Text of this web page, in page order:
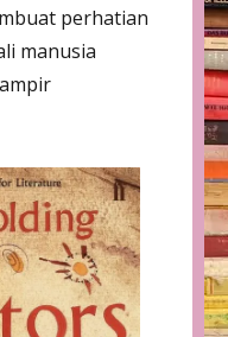
perhatian
manusia